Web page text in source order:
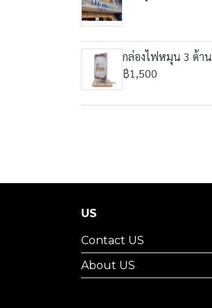
กล่องไฟหมุน 3 ด้าน
฿1,500
US
Contact US
About US